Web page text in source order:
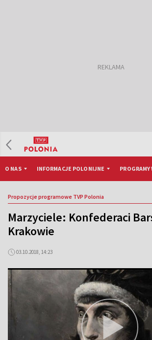
O NAS INFORMACJE POLONIJNE PROGRAMY
Propozycje programowe TVP Polonia
Marzyciele: Konfederaci
Krakowie
03.10.2018, 14:23